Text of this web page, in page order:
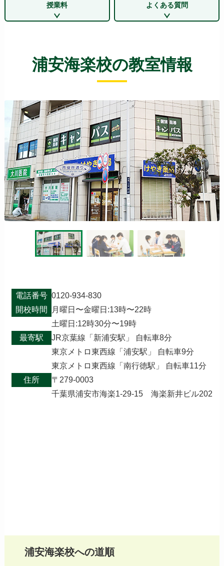
授業料 よくある質問
浦安海楽校の教室情報
電話番号 0120-934-830
開校時間
月曜日〜金曜日:13時〜22時
土曜日:12時30分〜19時
最寄駅
JR京葉線「新浦安駅」 自転車8分
東京メトロ東西線「浦安駅」 自転車9分
東京メトロ東西線「南行徳駅」 自転車11分
住所
〒279-0003
千葉県浦安市海楽1-29-15 海楽新井ビル202
浦安海楽校への道順